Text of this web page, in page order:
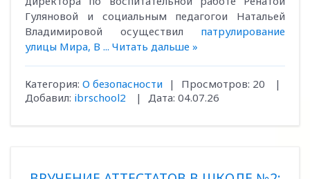
Гуляновой и социальным педагогои Натальей
Владимировой осуществил патрулирование
улицы Мира, В ... Читать дальше »
Категория: О безопасности | Просмотров: 20
|
Добавил: ibrschool2 | Дата: 04.07.26